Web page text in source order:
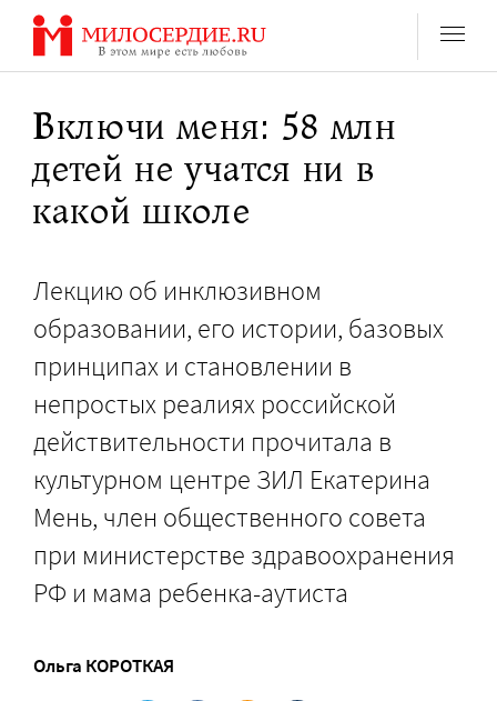
Перейти
содержанию
Включи меня: 58 млн
детей не учатся ни в
какой школе
Лекцию об инклюзивном
образовании, его истории, базовых
принципах и становлении в
непростых реалиях российской
действительности прочитала в
культурном центре ЗИЛ Екатерина
Мень, член общественного совета
при министерстве здравоохранения
РФ и мама ребенка-аутиста
Ольга КОРОТКАЯ